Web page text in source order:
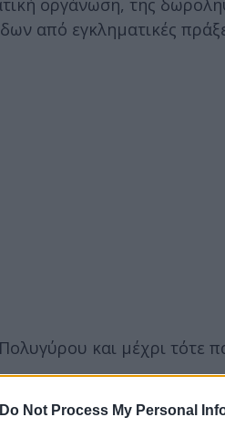
Do Not Process My Personal
οργάνωση, της
από εγκληματικές
και μέχρι τότε
οφέλη